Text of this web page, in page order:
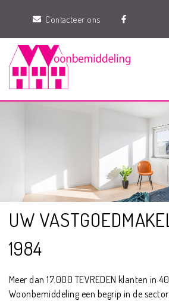
Contacteer ons
UW
1984
Meer dan 17.000 TEVREDEN klanten in
Woonbemiddeling een begrip in de